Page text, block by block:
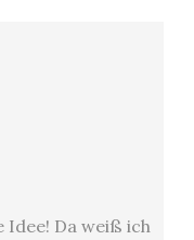
Da weiß ich